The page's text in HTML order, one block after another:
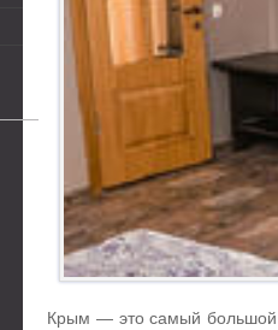
Крым — это самый большой